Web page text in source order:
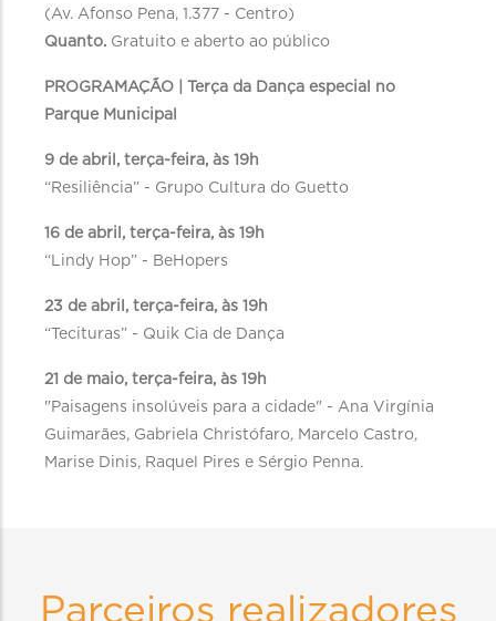
(Av. Afonso Pena, 1.377 - Centro)
Quanto. Gratuito e aberto ao público
PROGRAMAÇÃO | Terça da Dança especial no
Parque Municipal
9 de abril, terça-feira, às 19h
“Resiliência” - Grupo Cultura do Guetto
16 de abril, terça-feira, às 19h
“Lindy Hop” - BeHopers
23 de abril, terça-feira, às 19h
“Tecituras” - Quik Cia de Dança
21 de maio, terça-feira, às 19h
"Paisagens insolúveis para a cidade" - Ana Virgínia
Guimarães, Gabriela Christófaro, Marcelo Castro,
Marise Dinis, Raquel Pires e Sérgio Penna.
Parceiros realizadores